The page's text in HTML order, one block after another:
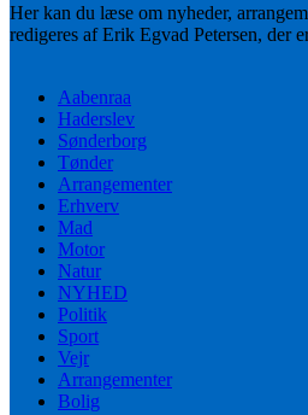
Her kan du læse om nyheder,
redigeres af Erik Egvad Petersen, der
Aabenraa
Haderslev
Sønderborg
Tønder
Arrangementer
Erhverv
Mad
Motor
Natur
NYHED
Politik
Sport
Vejr
Arrangementer
Bolig